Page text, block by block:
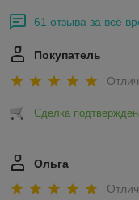
61 отзыва за всё
Покупатель
Сделка
Ольга